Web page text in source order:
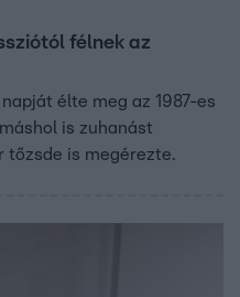
félnek az
élte meg az 1987-es
is zuhanást
tőzsde is megérezte.